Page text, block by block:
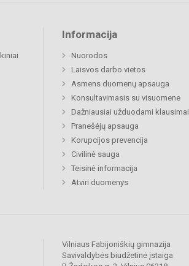
Informacija
Nuorodos
Laisvos darbo vietos
Asmens duomenų apsauga
Konsultavimasis su visuomene
Dažniausiai užduodami klausimai
Pranešėjų apsauga
Korupcijos prevencija
Civilinė sauga
Teisinė informacija
Atviri duomenys
Vilniaus Fabijoniškių gimnazija
Savivaldybės biudžetinė įstaiga